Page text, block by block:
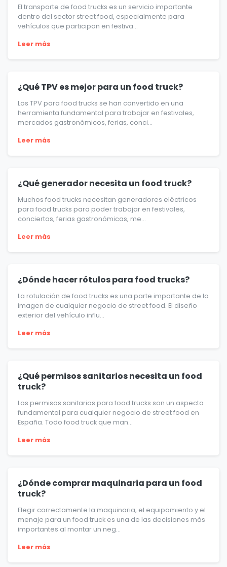
El transporte de food trucks es un servicio importante
dentro del sector street food, especialmente para
vehículos que participan en festiva...
Leer más
¿Qué TPV es mejor para un food truck?
Los TPV para food trucks se han convertido en una
herramienta fundamental para trabajar en festivales,
mercados gastronómicos, ferias, conci...
Leer más
¿Qué generador necesita un food truck?
Muchos food trucks necesitan generadores eléctricos
para food trucks para poder trabajar en festivales,
conciertos, ferias gastronómicas, me...
Leer más
¿Dónde hacer rótulos para food trucks?
La rotulación de food trucks es una parte importante de la
imagen de cualquier negocio de street food. El diseño
exterior del vehículo influ...
Leer más
¿Qué permisos sanitarios necesita un food
truck?
Los permisos sanitarios para food trucks son un aspecto
fundamental para cualquier negocio de street food en
España. Todo food truck que man...
Leer más
¿Dónde comprar maquinaria para un food
truck?
Elegir correctamente la maquinaria, el equipamiento y el
menaje para un food truck es una de las decisiones más
importantes al montar un neg...
Leer más